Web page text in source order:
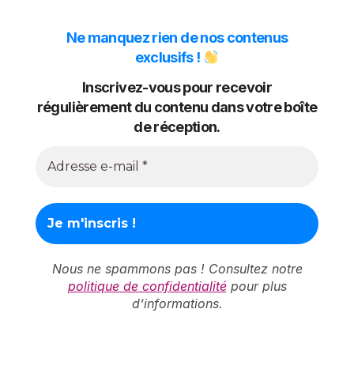
Ne manquez rien de nos contenus
exclusifs !
Inscrivez-vous pour recevoir
régulièrement du contenu dans votre boîte
de réception.
Nous ne spammons pas ! Consultez notre
politique de confidentialitépour plus
d’informations.